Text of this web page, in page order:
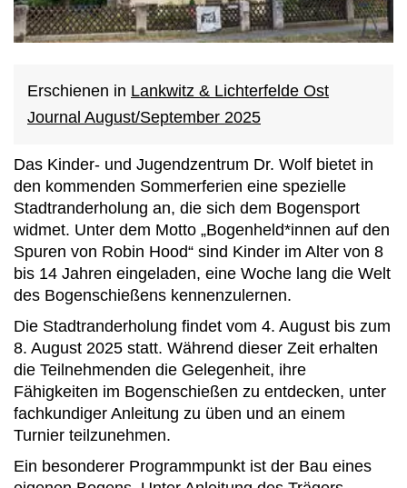
Erschienen in Lankwitz & Lichterfelde Ost
Journal August/September 2025
Das Kinder- und Jugendzentrum Dr. Wolf bietet in
den kommenden Sommerferien eine spezielle
Stadtranderholung an, die sich dem Bogensport
widmet. Unter dem Motto „Bogenheld*innen auf den
Spuren von Robin Hood“ sind Kinder im Alter von 8
bis 14 Jahren eingeladen, eine Woche lang die Welt
des Bogenschießens kennenzulernen.
Die Stadtranderholung findet vom 4. August bis zum
8. August 2025 statt. Während dieser Zeit erhalten
die Teilnehmenden die Gelegenheit, ihre
Fähigkeiten im Bogenschießen zu entdecken, unter
fachkundiger Anleitung zu üben und an einem
Turnier teilzunehmen.
Ein besonderer Programmpunkt ist der Bau eines